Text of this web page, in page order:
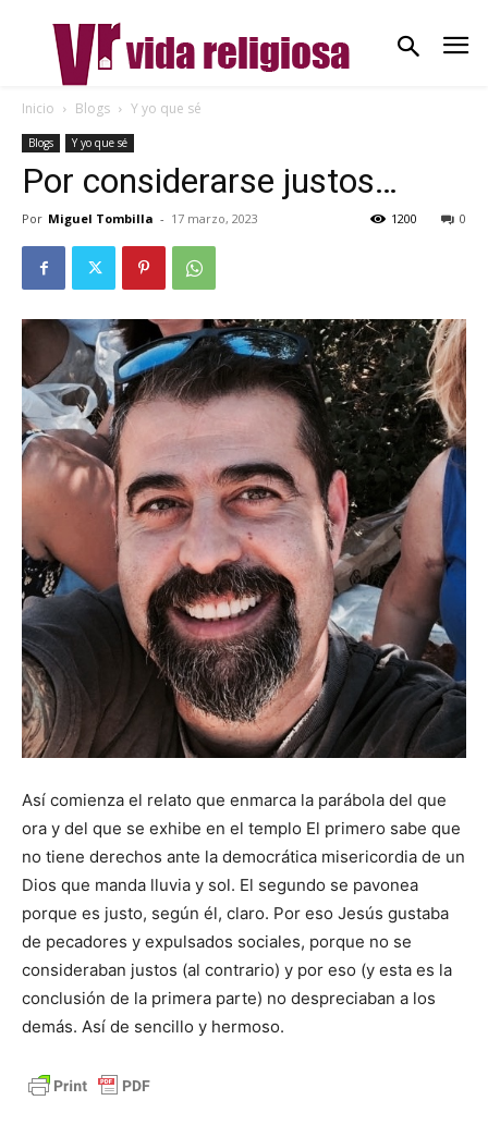
Inicio Blogs Y yo que sé
Blogs Y yo que sé
Por considerarse justos…
Por Miguel Tombilla - 17 marzo, 2023 0
1200
Así comienza el relato que enmarca la parábola del que
ora y del que se exhibe en el templo El primero sabe que
no tiene derechos ante la democrática misericordia de un
Dios que manda lluvia y sol. El segundo se pavonea
porque es justo, según él, claro. Por eso Jesús gustaba
de pecadores y expulsados sociales, porque no se
consideraban justos (al contrario) y por eso (y esta es la
conclusión de la primera parte) no despreciaban a los
demás. Así de sencillo y hermoso.